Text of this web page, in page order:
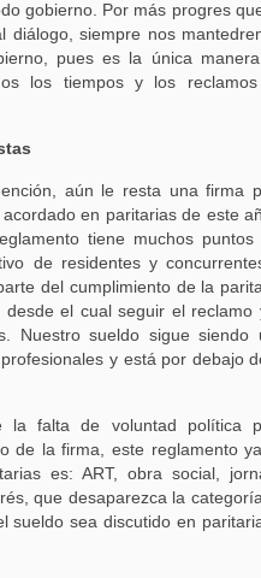
gobierno. Por más progres
diálogo, siempre nos
pues es la única
los tiempos y los
aún le resta una firma
en paritarias de este
tiene muchos puntos
de residentes y
del cumplimiento de la
el cual seguir el reclamo
Nuestro sueldo sigue siendo
y está por debajo
la falta de voluntad política
de la firma, este reglamento
es: ART, obra social,
que desaparezca la
sueldo sea discutido en